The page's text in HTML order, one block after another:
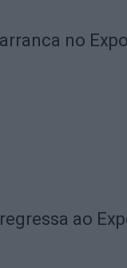
no
ao